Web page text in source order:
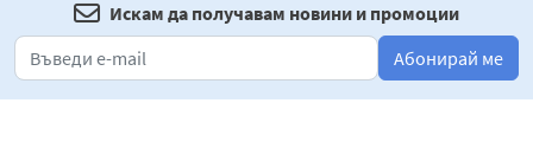
Искам да получавам новини и промоции
Абонирай ме